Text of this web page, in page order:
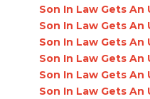
Son In Law Gets An
Son In Law Gets An
Son In Law Gets An
Son In Law Gets An
Son In Law Gets An
Son In Law Gets An